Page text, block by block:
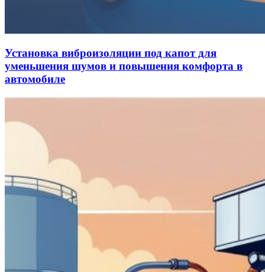
Установка виброизоляции под капот для
уменьшения шумов и повышения комфорта в
автомобиле